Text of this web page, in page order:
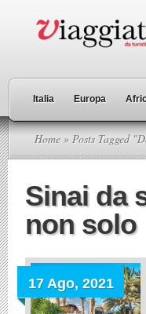
Italia Europa
Home » Posts Tagged
Sinai da
non solo
17 Ago, 2021